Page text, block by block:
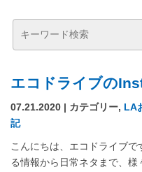
エコドライブの
07.21.2020 | カテゴリー, LA
記
こんにちは、エコドライブ
る情報から日常ネタまで、